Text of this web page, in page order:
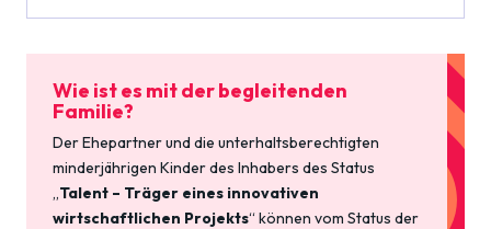
Wie ist es mit der begleitenden
Familie?
Der Ehepartner und die unterhaltsberechtigten
minderjährigen Kinder des Inhabers des Status
„Talent – Träger eines innovativen
wirtschaftlichen Projekts“ können vom Status der